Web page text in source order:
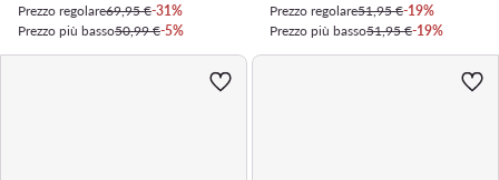
Prezzo regolare69,95 €-31%
Prezzo più basso50,99 €-5%
Prezzo regolare51,95 €-19%
Prezzo più basso51,95 €-19%